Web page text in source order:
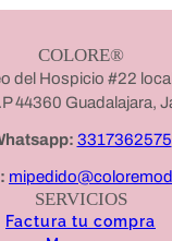
COLORE®
del Hospicio #22
44360 Guadalajara,
3317362575
SERVICIOS
Factura tu compra